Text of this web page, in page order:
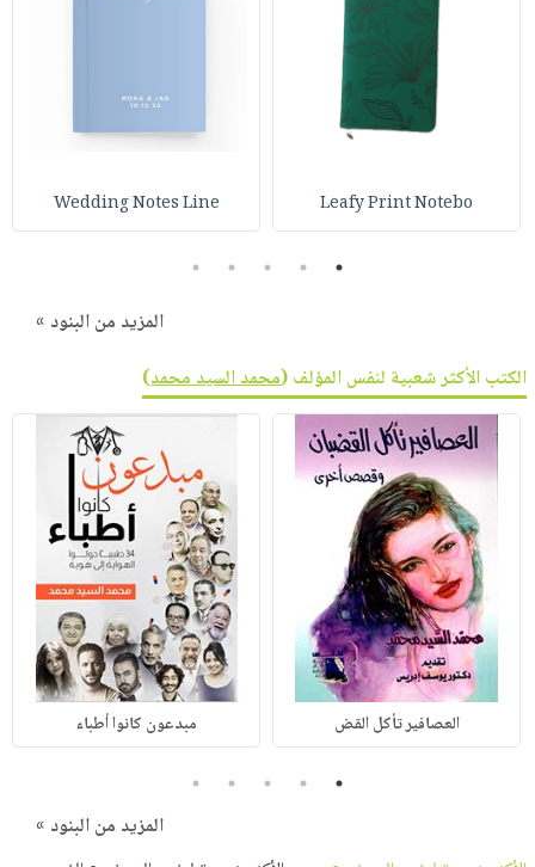
تواصل
Leafy Print Notebo
Wedding Notes Line
1
2
3
4
5
المزيد من البنود »
الكتب الأكثر شعبية لنفس المؤلف (محمد السيد محمد)
العصافير تأكل القض مبدعون كانوا أطباء
1
2
3
4
5
المزيد من البنود »